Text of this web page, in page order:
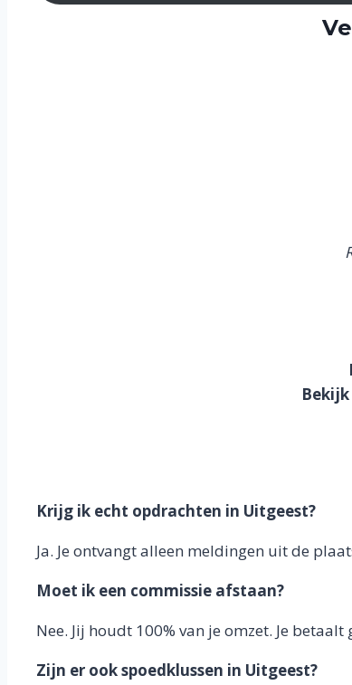
Krijg ik echt opdrachten in Uitgeest?
Ja. Je ontvangt alleen meldingen uit de
Moet ik een commissie afstaan?
Nee. Jij houdt 100% van je omzet. Je
Zijn er ook spoedklussen in Uitgeest?